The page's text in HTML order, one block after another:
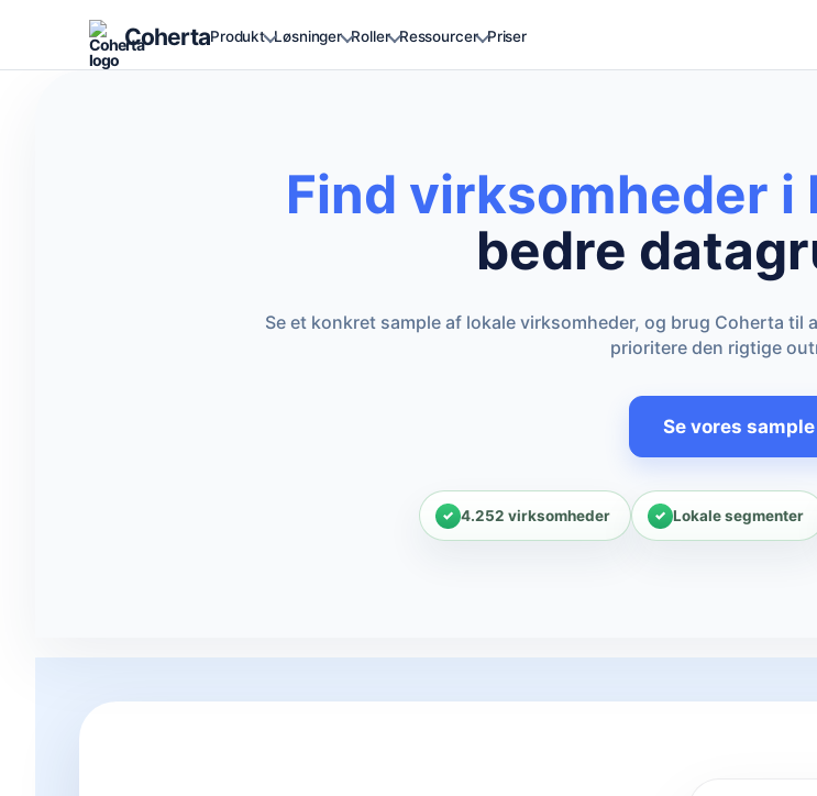
CohertaProdukt Løsninger Roller Ressourcer Priser
Find virksomheder i
bedre
Se et konkret sample af lokale virksomheder, og brug Coherta
prioritere den rigtige
Se vores sample
4.252 virksomheder Lokale segmenter